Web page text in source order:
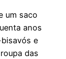
um saco
anos
e
das